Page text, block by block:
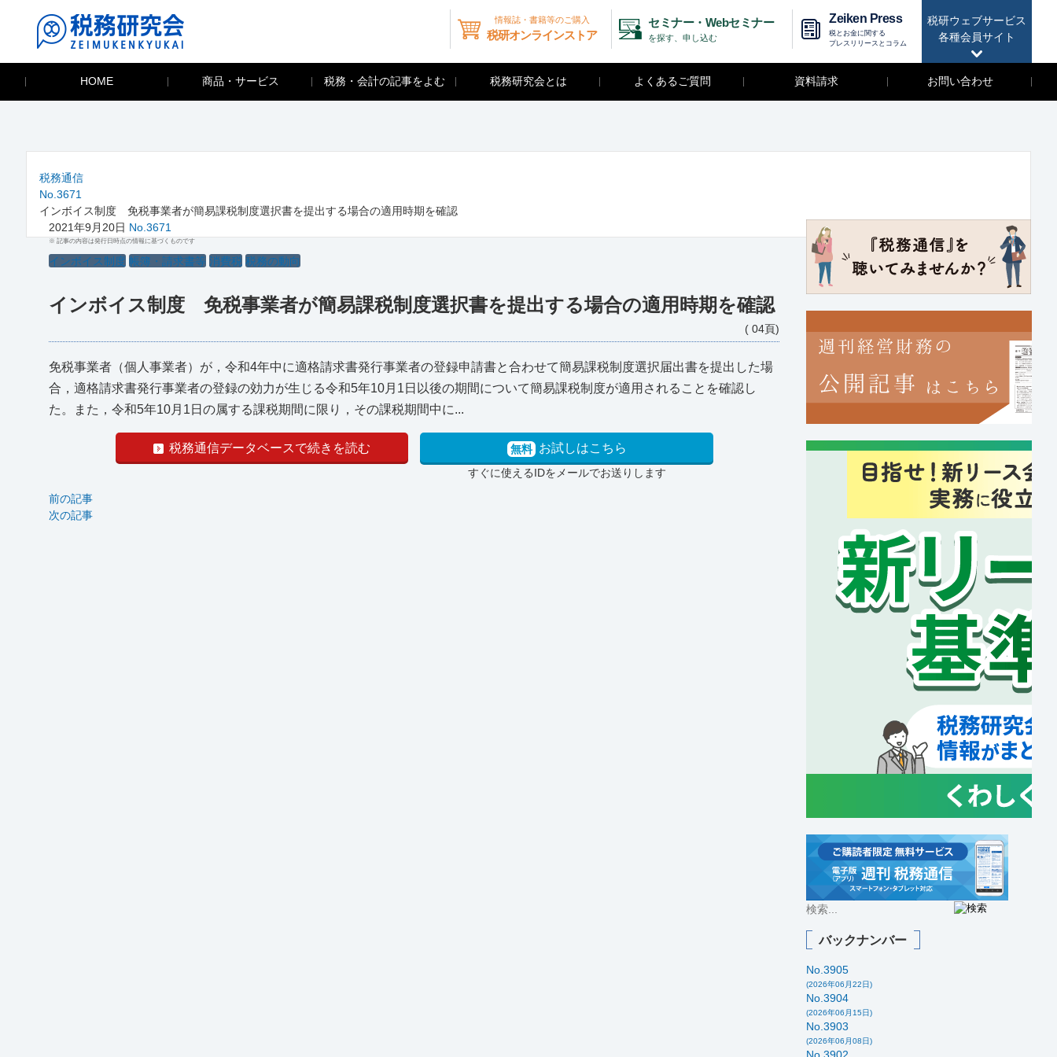
税研ウェブサービス
各種会員サイト
情報誌・書籍等のご購入
税研オンラインストア
セミナー・Webセミナー
を探す、申し込む
Zeiken Press
税とお金に関する
プレスリリースとコラム
HOME 商品・サービス 税務・会計の記事をよむ 税務研究会とは よくあるご質問 資料請求 お問い合わせ
税務通信
No.3671
インボイス制度 免税事業者が簡易課税制度選択書を提出する場合の適用時期を確認
2021年9月20日 No.3671
※ 記事の内容は発行日時点の情報に基づくものです
インボイス制度 帳簿・請求書等 消費税 税務の動向
インボイス制度 免税事業者が簡易課税制度選択書を提出する場合の適用時期を確認
( 04頁)
免税事業者（個人事業者）が，令和4年中に適格請求書発行事業者の登録申請書と合わせて簡易課税制度選択届出書を提出した場
合，適格請求書発行事業者の登録の効力が生じる令和5年10月1日以後の期間について簡易課税制度が適用されることを確認し
た。また，令和5年10月1日の属する課税期間に限り，その課税期間中に...
税務通信データベースで続きを読む 無料 お試しはこちら
すぐに使えるIDをメールでお送りします
前の記事
次の記事
バックナンバー
No.3905
(2026年06月22日)
No.3904
(2026年06月15日)
No.3903
(2026年06月08日)